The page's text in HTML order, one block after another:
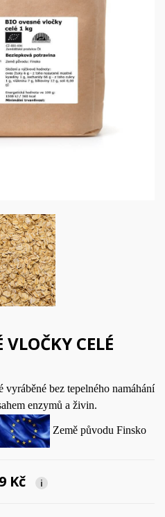
CELÉ
bez tepelného namáhání
enzymů a živin.
Země původu Finsko
Kč i